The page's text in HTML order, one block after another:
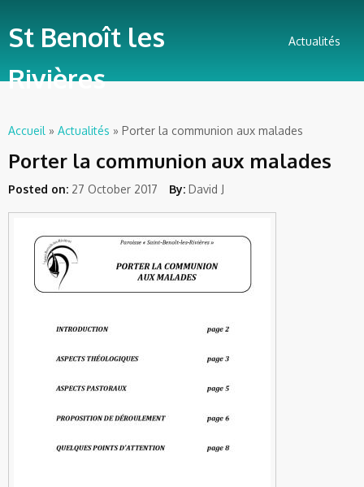
St Benoît les
Rivières
Actualités
Vous êtes ici
Accueil » Actualités » Porter la communion aux malades
Porter la communion aux malades
Posted on: 27 October 2017 By: David J